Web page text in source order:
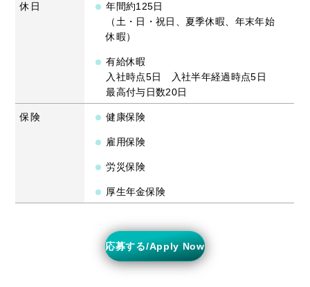
休日
年間約125日
（土・日・祝日、夏季休暇、年末年始
休暇）
有給休暇
入社時点5日 入社半年経過時点5日
最高付与日数20日
保険 健康保険
雇用保険
労災保険
厚生年金保険
応募する/Apply Now